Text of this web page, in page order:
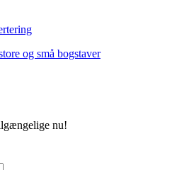
og små bogstaver
nu!